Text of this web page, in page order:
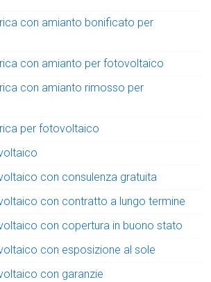
con amianto bonificato per
con amianto per fotovoltaico
con amianto rimosso per
per fotovoltaico
con consulenza gratuita
con contratto a lungo termine
con copertura in buono stato
con esposizione al sole
con garanzie